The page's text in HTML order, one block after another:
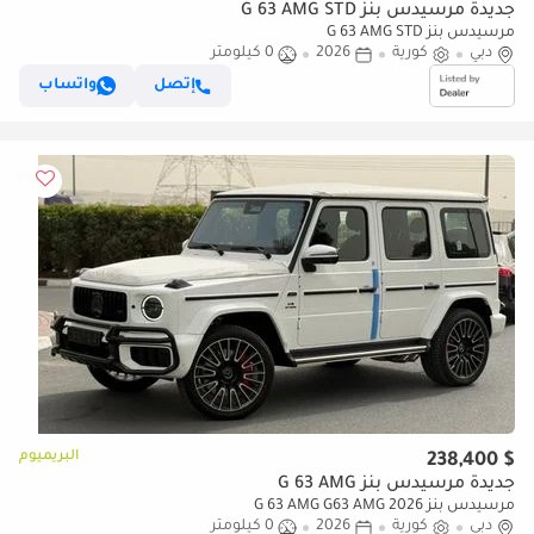
جديدة مرسيدس بنز G 63 AMG STD
مرسيدس بنز G 63 AMG STD
دبي
كورية 2026
0 كيلومتر
إتصل
واتساب
$ 238,400 البريميوم
جديدة مرسيدس بنز G 63 AMG
مرسيدس بنز G 63 AMG G63 AMG 2026
دبي
كورية 2026 0 كيلومتر